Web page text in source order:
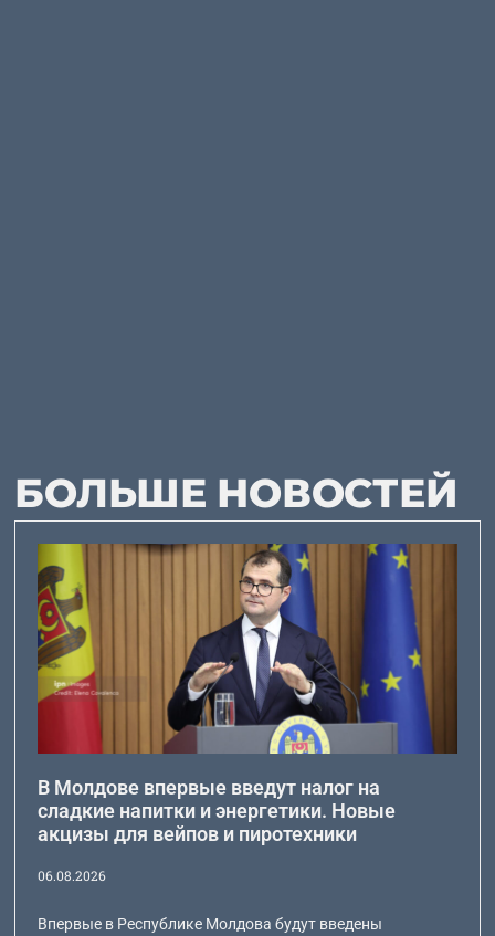
БОЛЬШЕ НОВОСТЕЙ
В Молдове впервые введут налог на
сладкие напитки и энергетики. Новые
акцизы для вейпов и пиротехники
06.08.2026
Впервые в Республике Молдова будут введены